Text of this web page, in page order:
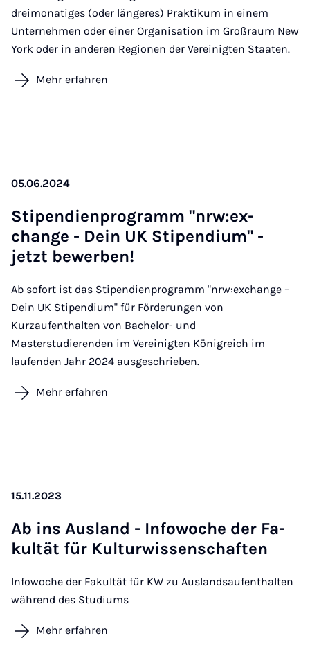
dreimonatiges (oder längeres) Praktikum in einem
Unternehmen oder einer Organisation im Großraum New
York oder in anderen Regionen der Vereinigten Staaten.
Mehr erfahren
05.06.2024
Sti­pen­di­en­pro­gramm "nrw:ex­
change - Dein UK Sti­pen­di­um" -
jetzt be­wer­ben!
Ab sofort ist das Stipendienprogramm "nrw:exchange –
Dein UK Stipendium" für Förderungen von
Kurzaufenthalten von Bachelor- und
Masterstudierenden im Vereinigten Königreich im
laufenden Jahr 2024 ausgeschrieben.
Mehr erfahren
15.11.2023
Ab ins Aus­land - In­fo­wo­che der Fa­
kul­tät für Kul­tur­wis­sen­schaf­ten
Infowoche der Fakultät für KW zu Auslandsaufenthalten
während des Studiums
Mehr erfahren